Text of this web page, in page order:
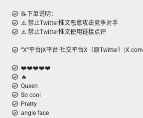
📝下单说明：
⚠️ 禁止Twitter推文恶意攻击竞争对手
⚠️ 禁止Twitter推文使用链接点评
“X”平台|X平台|社交平台X（原Twitter）|X.com
❤️❤️❤️❤️❤️
🔥
Queen
So cool
Pretty
angle face